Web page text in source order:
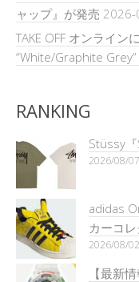
ャップ』が発売 2026-
TAKE OFF オンライン
“White/Graphite
RANKING
Stüssy
2026/08/
adidas
カーコ
2026/08/
【最新